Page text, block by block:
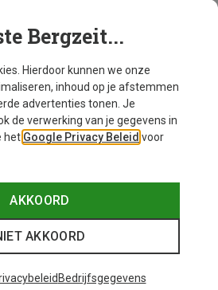
Je bespaart 35%
Bergzeit...
Hierdoor kunnen we onze
inhoud op je afstemmen
advertenties tonen. Je
de verwerking van je gegevens in
het Google Privacy Beleid voor
AKKOORD
AKKOORD
Bedrijfsgegevens